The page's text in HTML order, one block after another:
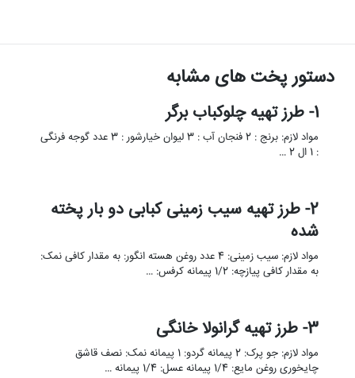
دستور پخت های مشابه
1- طرز تهیه چلوکباب برگر
مواد لازم: برنج : 2 فنجان آب : 3 لیوان خیارشور : 3 عدد گوجه فرنگی
: 1 ال 2 …
2- طرز تهیه سیب زمینی کبابی دو بار پخته
شده
مواد لازم: سیب زمینی: 4 عدد روغن هسته انگور: به مقدار کافی نمک:
به مقدار کافی پیازچه: 1/2 پیمانه کرفس: …
3- طرز تهیه گرانولا خانگی
مواد لازم: جو پرک: 2 پیمانه گردو: 1 پیمانه نمک: نصف قاشق
چایخوری روغن مایع: 1/4 پیمانه عسل: 1/4 پیمانه …